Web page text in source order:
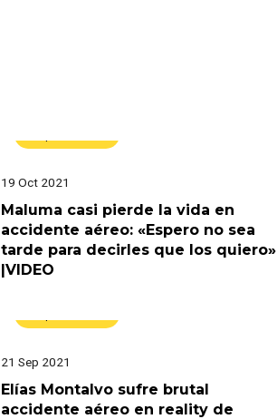
19 Oct 2021
Maluma casi pierde la vida en
accidente aéreo: «Espero no sea
tarde para decirles que los quiero»
|VIDEO
21 Sep 2021
Elías Montalvo sufre brutal
accidente aéreo en reality de